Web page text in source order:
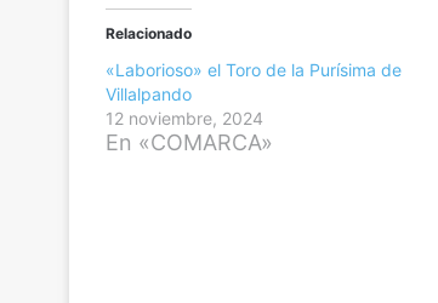
Relacionado
«Laborioso» el Toro de la Purísima de
Villalpando
12 noviembre, 2024
En «COMARCA»